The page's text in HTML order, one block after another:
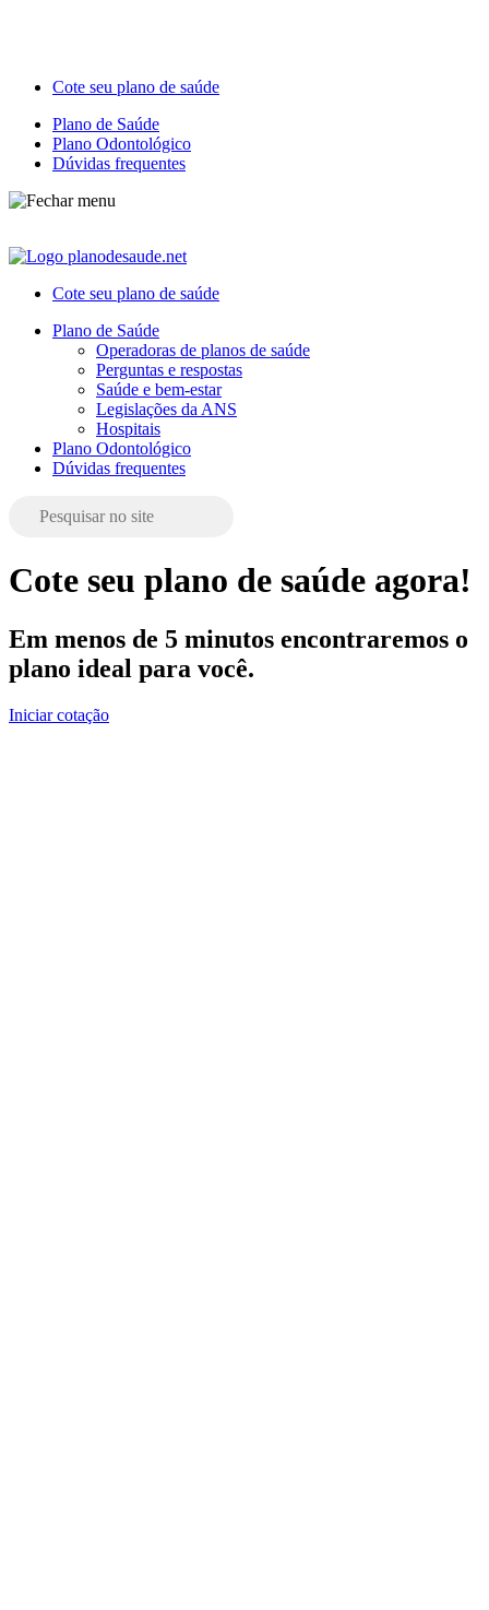
Cote seu plano de saúde
Plano de Saúde
Plano Odontológico
Dúvidas frequentes
Cote seu plano de saúde
Plano de Saúde
Operadoras de planos de saúde
Perguntas e respostas
Saúde e bem-estar
Legislações da ANS
Hospitais
Plano Odontológico
Dúvidas frequentes
Cote seu plano de saúde agora!
Em menos de 5 minutos encontraremos o
plano ideal para você.
Iniciar cotação